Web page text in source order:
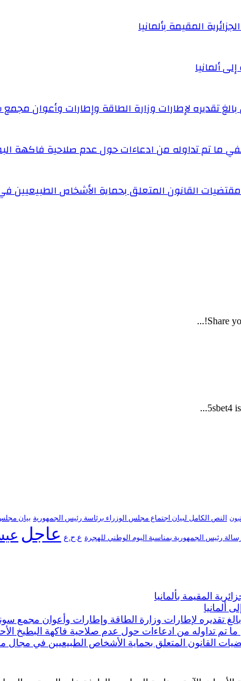
المقيمة بألمانيا
ألمانيا
تقديره لإطارات وزارة الطاقة وإطارات وأعوان
ما تم تداوله من ادعاءات حول عدم صلاحية فاكهة
القانون المتعلق بحماية الأشخاص
Share
5sbet4
النص الكامل لبيان اجتماع مجلس الوزراء برئاسة رئيس الجمهورية بيان
رئيس الجمهورية بمناسبة اليوم الوطني للهجرة ع.ح.ع عاجل
المقيمة بألمانيا
ألمانيا
تقديره لإطارات وزارة الطاقة وإطارات وأعوان مجمع
ما تم تداوله من ادعاءات حول عدم صلاحية فاكهة البطيخ
القانون المتعلق بحماية الأشخاص الطبيعيين في